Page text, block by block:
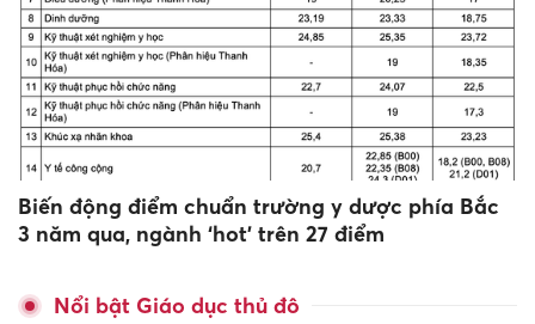
Biến động điểm chuẩn trường y dược phía Bắc
3 năm qua, ngành ‘hot’ trên 27 điểm
Nổi bật Giáo dục thủ đô